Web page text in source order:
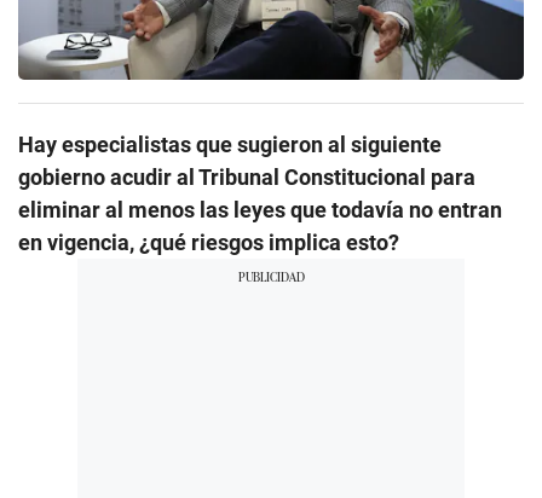
Hay especialistas que sugieron al siguiente
gobierno acudir al Tribunal Constitucional para
eliminar al menos las leyes que todavía no entran
en vigencia, ¿qué riesgos implica esto?